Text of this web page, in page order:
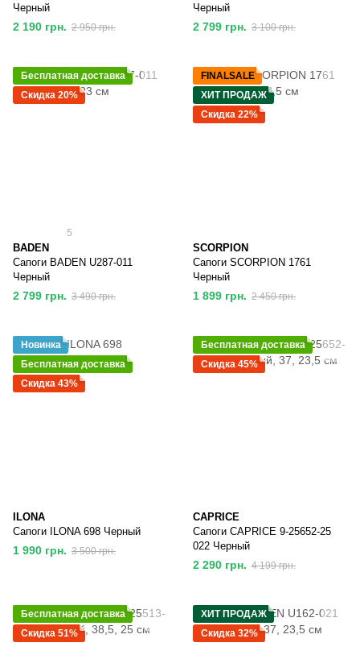
Черный
2 190 грн. 2 950 грн.
Черный
2 799 грн. 3 100 грн.
Бесплатная доставка
Скидка 20%
5
BADEN
Сапоги BADEN U287-011
Черный
2 799 грн. 3 490 грн.
FINALSALE
ХИТ ПРОДАЖ
Скидка 22%
SCORPION
Сапоги SCORPION 1761
Черный
1 899 грн. 2 450 грн.
Новинка
Бесплатная доставка
Скидка 43%
ILONA
Сапоги ILONA 698 Черный
1 990 грн. 3 500 грн.
Бесплатная доставка
Скидка 45%
CAPRICE
Сапоги CAPRICE 9-25652-25
022 Черный
2 290 грн. 4 199 грн.
Бесплатная доставка
Скидка 51%
ХИТ ПРОДАЖ
Скидка 32%